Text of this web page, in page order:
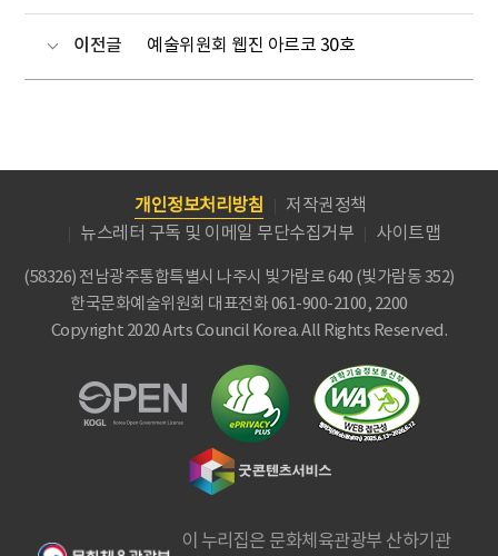
이전글 예술위원회 웹진 아르코 30호
개인정보처리방침
저작권정책
뉴스레터 구독 및 이메일 무단수집거부
사이트맵
(58326) 전남광주통합특별시 나주시 빛가람로 640 (빛가람동 352)
한국문화예술위원회 대표전화 061-900-2100, 2200
Copyright 2020 Arts Council Korea. All Rights Reserved.
이 누리집은 문화체육관광부 산하기관